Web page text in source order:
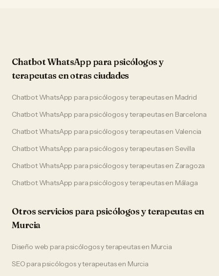
Chatbot WhatsApp parapsicólogos y
terapeutas en otras ciudades
Chatbot WhatsApp para psicólogos y terapeutasen Madrid
Chatbot WhatsApp para psicólogos y terapeutasen Barcelona
Chatbot WhatsApp para psicólogos y terapeutasen Valencia
Chatbot WhatsApp para psicólogos y terapeutasen Sevilla
Chatbot WhatsApp para psicólogos y terapeutasen Zaragoza
Chatbot WhatsApp para psicólogos y terapeutasen Málaga
Otros servicios parapsicólogos y terapeutas en
Murcia
Diseño web para psicólogos y terapeutasen Murcia
SEO para psicólogos y terapeutasen Murcia